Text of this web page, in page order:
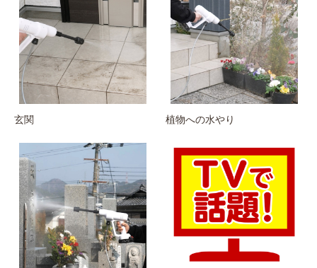
玄関 植物への水やり